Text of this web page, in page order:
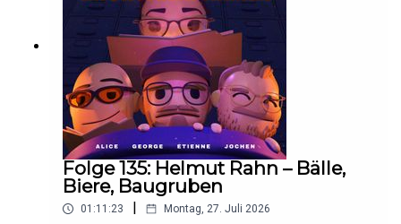
https://linktr.ee/verbrechenohnerichtigennamen
Folge 135: Helmut Rahn – Bälle,
Biere, Baugruben
01:11:23 | Montag, 27. Juli 2026